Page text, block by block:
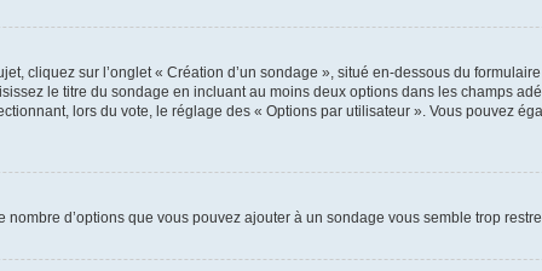
cliquez sur l’onglet « Création d’un sondage », situé en-dessous du
le titre du sondage en incluant au moins deux options dans les champs
lors du vote, le réglage des « Options par utilisateur ». Vous pouvez
d’options que vous pouvez ajouter à un sondage vous semble trop